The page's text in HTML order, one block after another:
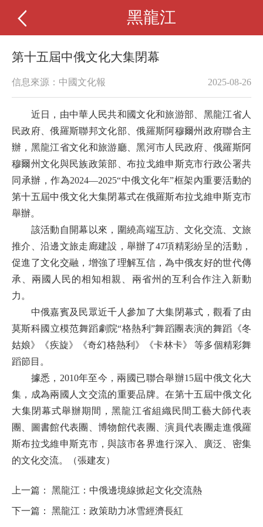
黑龍江
第十五屆中俄文化大集閉幕
信息來源：中國文化報 2025-08-26
近日，由中華人民共和國文化和旅游部、黑龍江省人
民政府、俄羅斯聯邦文化部、俄羅斯阿穆爾州政府聯合主
辦，黑龍江省文化和旅游廳、黑河市人民政府、俄羅斯阿
穆爾州文化與民族政策部、布拉戈維申斯克市行政公署共
同承辦，作為2024—2025“中俄文化年”框架內重要活動的
第十五屆中俄文化大集閉幕式在俄羅斯布拉戈維申斯克市
舉辦。
該活動自開幕以來，圍繞高端互訪、文化交流、文旅
推介、沿邊文旅走廊建設，舉辦了47項精彩紛呈的活動，
促進了文化交融，增強了理解互信，為中俄友好的世代傳
承、兩國人民的相知相親、兩省州的互利合作注入新動
力。
中俄嘉賓及民眾近千人參加了大集閉幕式，觀看了由
莫斯科國立模范舞蹈劇院“格熱利”舞蹈團表演的舞蹈《冬
姑娘》《疾旋》《奇幻格熱利》《卡林卡》 等多個精彩舞
蹈節目。
據悉，2010年至今，兩國已聯合舉辦15屆中俄文化大
集，成為兩國人文交流的重要品牌。在第十五屆中俄文化
大集閉幕式舉辦期間，黑龍江省組織民間工藝大師代表
團、圖書館代表團、博物館代表團、演員代表團走進俄羅
斯布拉戈維申斯克市，與該市各界進行深入、廣泛、密集
的文化交流。（張建友）
上一篇： 黑龍江：中俄邊境線掀起文化交流熱
下一篇： 黑龍江：政策助力冰雪經濟長紅